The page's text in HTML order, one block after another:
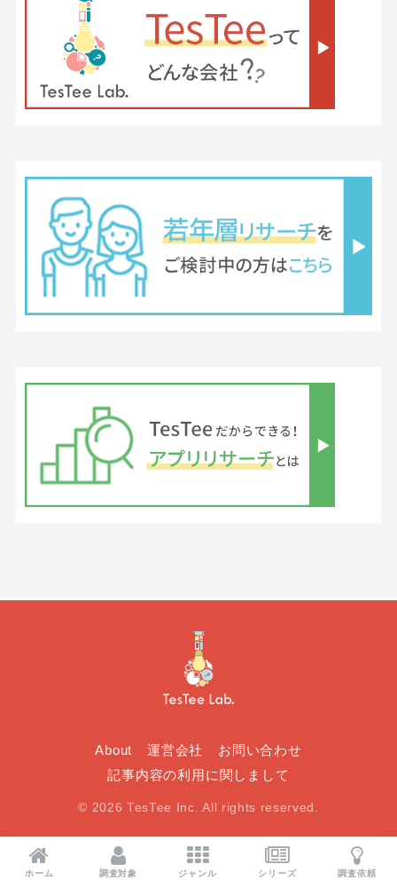
About 運営会社
お問い合わせ
記事内容の利用に関しまして
© 2026 TesTee Inc. All rights reserved.
ホーム 調査対象 ジャンル シリーズ 調査依頼